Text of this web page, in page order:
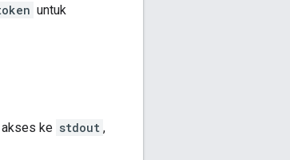
untuk
ke stdout ,